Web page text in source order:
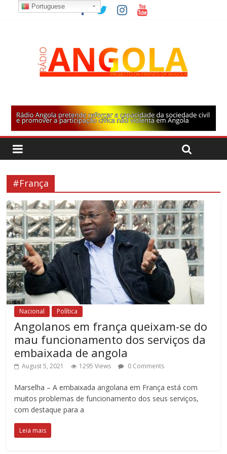
#França
Nacional Política
Angolanos em frança queixam-se do
mau funcionamento dos serviços da
embaixada de angola
August 5, 2021 1295 Views 0 Comments
Marselha – A embaixada angolana em França está com
muitos problemas de funcionamento dos seus serviços,
com destaque para a
Leia mais
Portuguese